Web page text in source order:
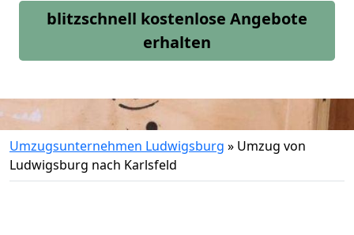
blitzschnell kostenlose Angebote
erhalten
Umzugsunternehmen Ludwigsburg » Umzug von
Ludwigsburg nach Karlsfeld